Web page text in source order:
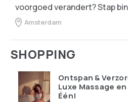
voorgoed verandert? Stap
Amsterdam
SHOPPING
Ontspan &
Luxe Massage
Één!